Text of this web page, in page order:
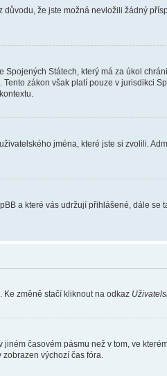
že jste možná nevložili žádný
Státech, který má za úkol
zákon však platí pouze v jurisdikci
jména, které jste si zvolili.
a které vás udržují přihlášené, dále
změně stačí kliknout na odkaz
časovém pásmu než v tom, ve
výchozí čas fóra.